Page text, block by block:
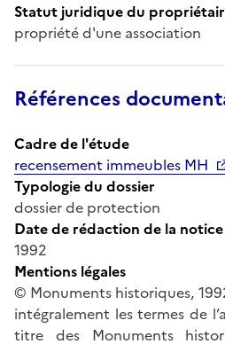
Statut juridique du
propriété d'une association
Références
Cadre de l'étude
recensement immeubles MH
Typologie du dossier
dossier de protection
Date de rédaction de la notice
1992
Mentions légales
© Monuments historiques,
intégralement les termes de
titre des Monuments